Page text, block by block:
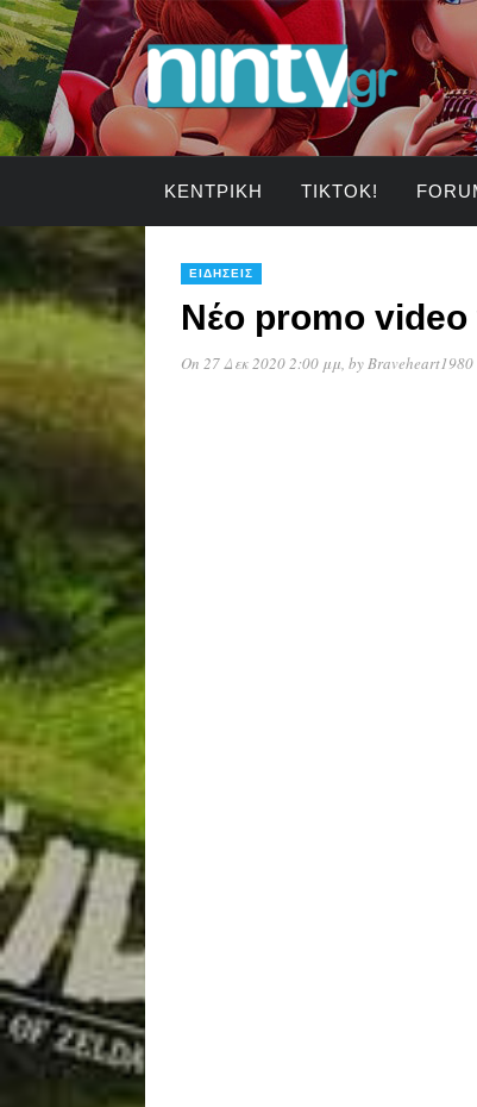
ΚΕΝΤΡΙΚΉ TIKTOK!
ΕΙΔΉΣΕΙΣ
Νέο promo video
On 27 Δεκ 2020 2:00 μμ, byBraveheart1980